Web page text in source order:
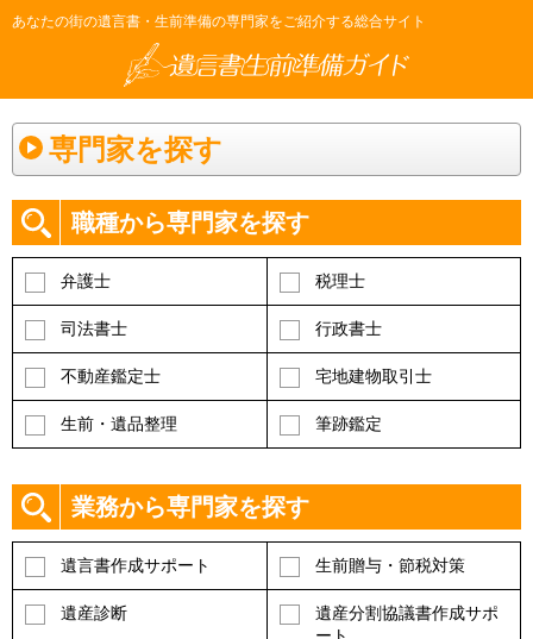
あなたの街の遺言書・生前準備の専門家をご紹介する総合サイト
専門家を探す
職種から専門家を探す
弁護士 税理士
司法書士 行政書士
不動産鑑定士 宅地建物取引士
生前・遺品整理 筆跡鑑定
業務から専門家を探す
遺言書作成サポート 生前贈与・節税対策
遺産診断
遺産分割協議書作成サポ